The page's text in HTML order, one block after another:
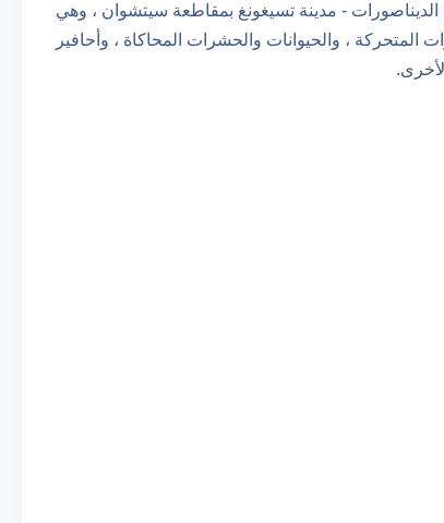
عام 2016 ، والتي تقع في مسقط رأس الديناصورات - مدينة تسيغونغ بمقاطعة سيتشوان ، وهي
المتحركة ، والحيوانات والحشرات المحاكاة ، وأحافير